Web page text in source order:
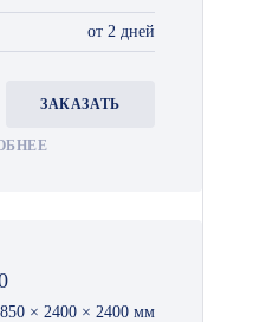
от 2 дней
ЗАКАЗАТЬ
× 2400 × 2400 мм